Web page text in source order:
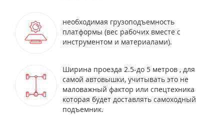
необходимая грузоподъемность
платформы (вес рабочих вместе с
инструментом и материалами).
Ширина проезда 2.5-до 5 метров , для
самой автовышки, учитывать это не
маловажный фактор или спецтехника
которая будет доставлять самоходный
подъемник.